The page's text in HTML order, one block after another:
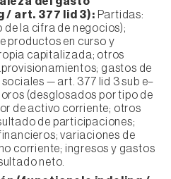
/ art. 377 lid 3): Partidas:
la cifra de negocios);
productos en curso y
capitalizada; otros
gastos de
— art. 377 lid 3 sub e–
(desglosados por tipo de
de activo corriente; otros
de participaciones;
variaciones de
corriente; ingresos y gastos
neto.